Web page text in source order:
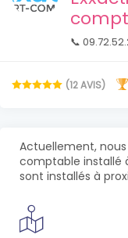
📞
(12 AVIS)
Actuellement,
comptable installé
sont installés à